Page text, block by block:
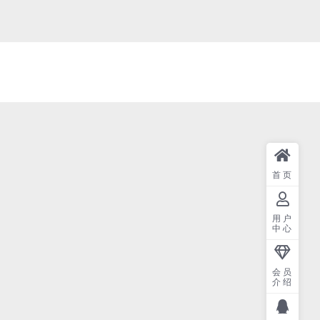
首页
用户
中心
会员
介绍